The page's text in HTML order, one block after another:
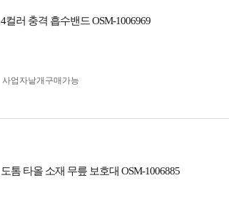
4컬러 충격 흡수밴드 OSM-1006969
사업자 낱개구매가능
도톰 타올 소재 무릎 보호대 OSM-1006885